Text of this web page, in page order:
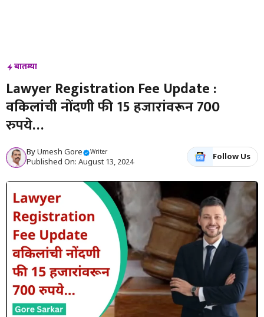
बातम्या
Lawyer Registration Fee Update :
वकिलांची नोंदणी फी 15 हजारांवरून 700
रुपये…
ByUmesh Gore Writer
Published On: August 13, 2024
Follow Us